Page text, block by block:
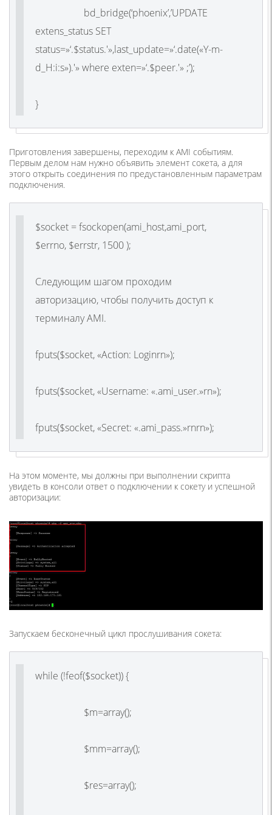
bd_bridge(‘phoenix’,’UPDATE
extens_status SET
status=»‘.$status.'»,last_update=»‘.date(«Y-m-
d_H:i:s»).'» where exten=»‘.$peer.'» ;’);
}
Приготовления завершены, переходим к AMI событиям.
Первым делом нам нужно объявить элемент сокета, а для
этого открыть соединения по предустановленным параметрам
подключения.
$socket = fsockopen(ami_host,ami_port,
$errno, $errstr, 1500 );
Следующим шагом проходим
авторизацию, чтобы получить доступ к
терминалу AMI.
fputs($socket, «Action: Loginrn»);
fputs($socket, «Username: «.ami_user.»rn»);
fputs($socket, «Secret: «.ami_pass.»rnrn»);
На этом моменте, мы должны при выполнении скрипта
увидеть в консоли ответ о подключении к сокету и успешной
авторизации:
Запускаем бесконечный цикл прослушивания сокета:
while (!feof($socket)) {
$m=array();
$mm=array();
$res=array();